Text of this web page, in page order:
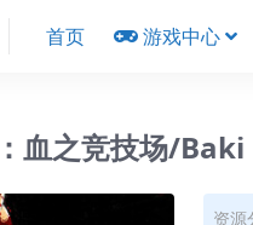
首页 游戏中心
血之竞技场/
资